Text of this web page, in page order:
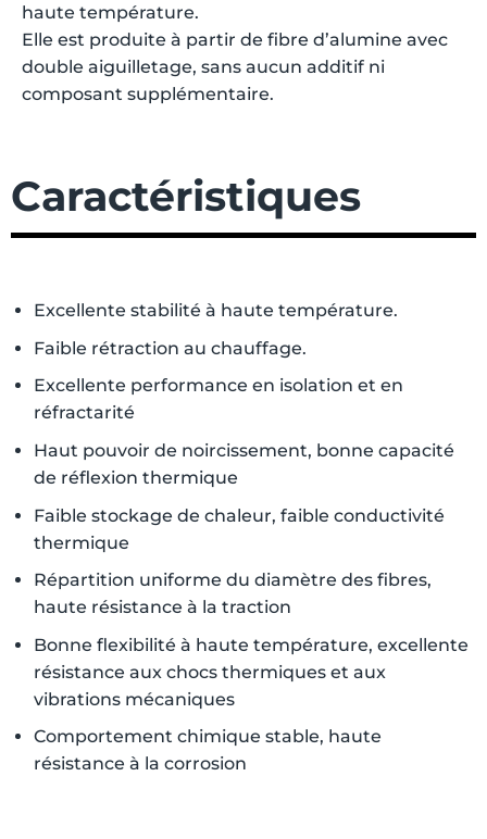
haute température.
Elle est produite à partir de fibre d’alumine avec
double aiguilletage, sans aucun additif ni
composant supplémentaire.
Caractéristiques
Excellente stabilité à haute température.
Faible rétraction au chauffage.
Excellente performance en isolation et en
réfractarité
Haut pouvoir de noircissement, bonne capacité
de réflexion thermique
Faible stockage de chaleur, faible conductivité
thermique
Répartition uniforme du diamètre des fibres,
haute résistance à la traction
Bonne flexibilité à haute température, excellente
résistance aux chocs thermiques et aux
vibrations mécaniques
Comportement chimique stable, haute
résistance à la corrosion